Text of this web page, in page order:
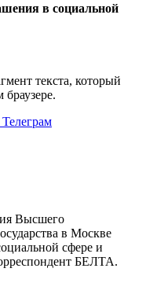
в социальной
текста, который
Высшего
в Москве
сфере и
БЕЛТА.